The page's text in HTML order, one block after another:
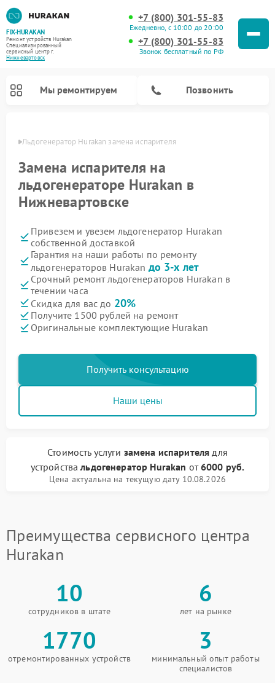
FIX-HURAKAN
Ремонт устройств Hurakan
Специализированный
cервисный центр г.
Нижневартовск
+7 (800) 301-55-83
Ежедневно, с 10:00 до 20:00
+7 (800) 301-55-83
Звонок бесплатный по РФ
Мы ремонтируем Позвонить
Льдогенератор Hurakan замена испарителя
Замена испарителя на
льдогенераторе Hurakan в
Нижневартовске
Привезем и увезем льдогенератор Hurakan
собственной доставкой
Гарантия на наши работы по ремонту
льдогенераторов Hurakan до 3-х лет
Срочный ремонт льдогенераторов Hurakan в
течении часа
Скидка для вас до 20%
Получите 1500 рублей на ремонт
Оригинальные комплектующие Hurakan
Получить консультацию
Наши цены
Стоимость услуги замена испарителя для
устройствальдогенератор Hurakan от6000 руб.
Цена актуальна на текущую дату 10.08.2026
Преимущества сервисного центра
Hurakan
10
сотрудников в штате
6
лет на рынке
1770
отремонтированных устройств
3
минимальный опыт работы
специалистов